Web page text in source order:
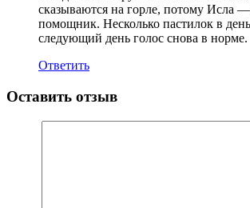
сказываются на горле, потому Исла
помощник. Несколько пастилок в
следующий день голос снова в норме.
Ответить
Оставить отзыв